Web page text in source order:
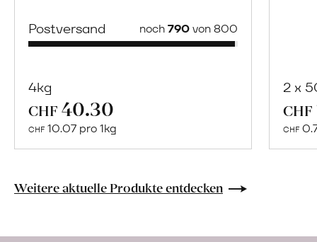
Postversand noch790von 800
4kg
CHF 40.30
CHF 10.07 pro 1kg
Naturbelassene
Lebensmittel
2 x
CHF
CHF
Weitere aktuelle Produkte entdecken